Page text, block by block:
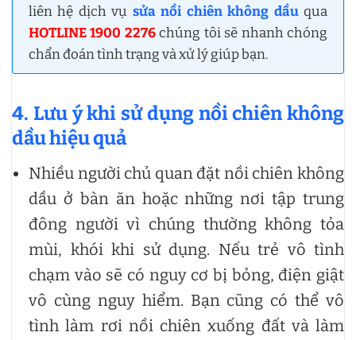
liên hệ dịch vụ sửa nồi chiên không dầuqua
HOTLINE 1900 2276chúng tôi sẽ nhanh chóng
chẩn đoán tình trạng và xử lý giúp bạn.
4. Lưu ý khi sử dụng nồi chiên không
dầu hiệu quả
Nhiều người chủ quan đặt nồi chiên không
dầu ở bàn ăn hoặc những nơi tập trung
đông người vì chúng thường không tỏa
mùi, khói khi sử dụng. Nếu trẻ vô tình
chạm vào sẽ có nguy cơ bị bỏng, điện giật
vô cùng nguy hiểm. Bạn cũng có thể vô
tình làm rơi nồi chiên xuống đất và làm